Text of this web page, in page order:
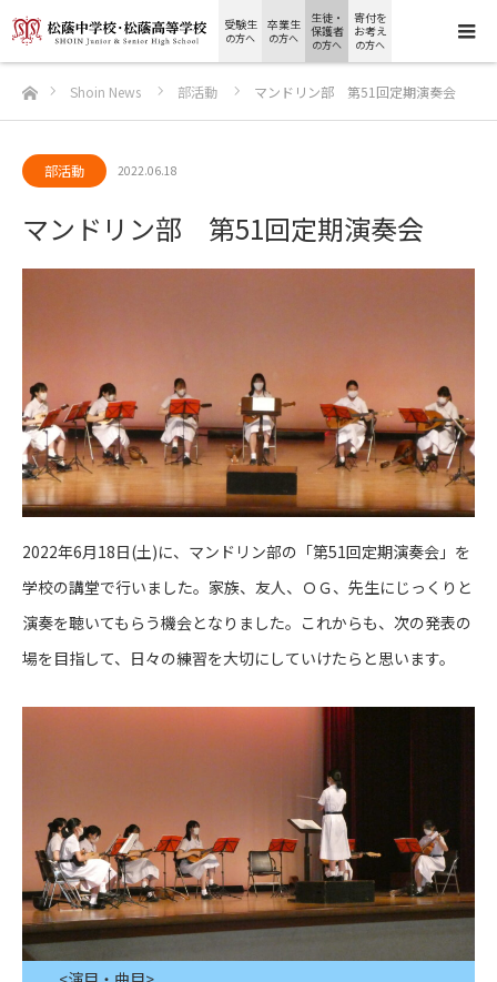
受験生
の方へ
卒業生
の方へ
生徒・
保護者
の方へ
寄付を
お考え
の方へ
ホームShoin News 部活動 マンドリン部 第51回定期演奏会
部活動 2022.06.18
マンドリン部 第51回定期演奏会
2022年6月18日(土)に、マンドリン部の「第51回定期演奏会」を
学校の講堂で行いました。家族、友人、ＯＧ、先生にじっくりと
演奏を聴いてもらう機会となりました。これからも、次の発表の
場を目指して、日々の練習を大切にしていけたらと思います。